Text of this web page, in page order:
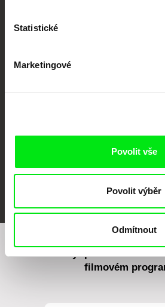
Statistické
Marketingové
Povolit vše
Povolit výběr
Odmítnout
CPH:DOX
Chcete být pravidelně
filmovém